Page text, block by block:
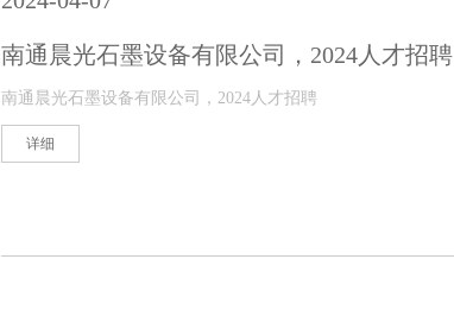
南通晨光石墨设备有限公司，2024人才招聘
南通晨光石墨设备有限公司，2024人才招聘
详细